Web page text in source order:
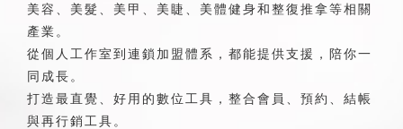
美容、美髮、美甲、美睫、美體健身和整復推拿等相關
產業。
從個人工作室到連鎖加盟體系，都能提供支援，陪你一
同成長。
打造最直覺、好用的數位工具，整合會員、預約、結帳
與再行銷工具。